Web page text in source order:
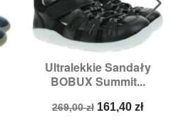
Ultralekkie Sandały
BOBUX Summit...
Cena
269,00 zł Cena
161,40 zł